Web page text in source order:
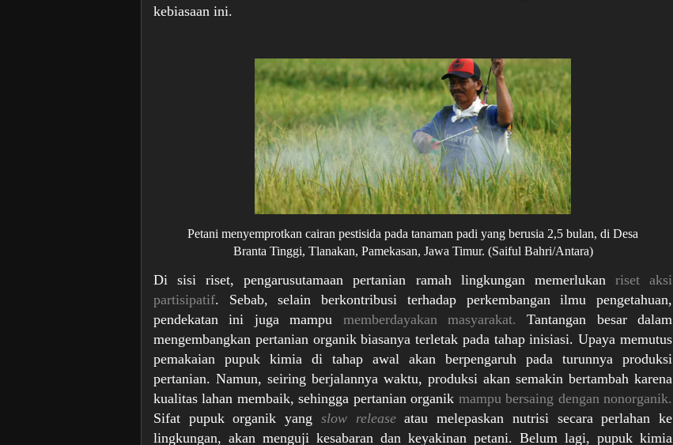
kebiasaan ini.
Petani menyemprotkan cairan pestisida pada tanaman padi yang berusia 2,5 bulan, di Desa
Branta Tinggi, Tlanakan, Pamekasan, Jawa Timur. (Saiful Bahri/Antara)
Di sisi riset, pengarusutamaan pertanian ramah lingkungan memerlukan riset aksi
partisipatif. Sebab, selain berkontribusi terhadap perkembangan ilmu pengetahuan,
pendekatan ini juga mampu memberdayakan masyarakat. Tantangan besar dalam
mengembangkan pertanian organik biasanya terletak pada tahap inisiasi. Upaya memutus
pemakaian pupuk kimia di tahap awal akan berpengaruh pada turunnya produksi
pertanian. Namun, seiring berjalannya waktu, produksi akan semakin bertambah karena
kualitas lahan membaik, sehingga pertanian organik mampu bersaing dengan nonorganik.
Sifat pupuk organik yang slow releaseatau melepaskan nutrisi secara perlahan ke
lingkungan, akan menguji kesabaran dan keyakinan petani. Belum lagi, pupuk kimia